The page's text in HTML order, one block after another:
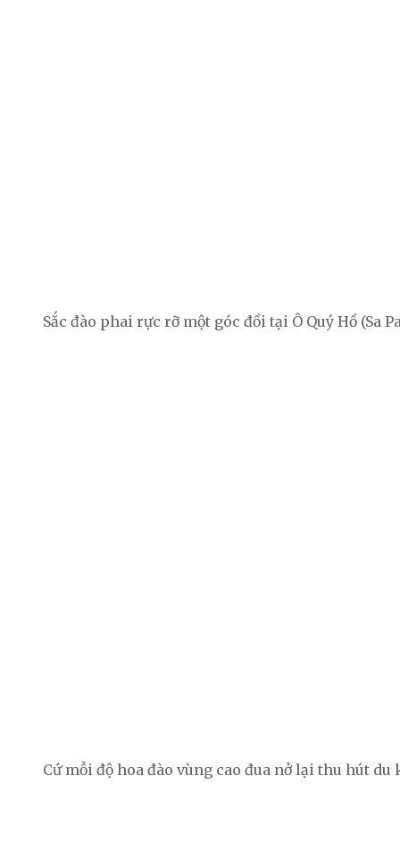
Sắc đào phai rực rỡ một góc đồi tại Ô Quý Hồ (Sa
Cứ mỗi độ hoa đào vùng cao đua nở lại thu hút